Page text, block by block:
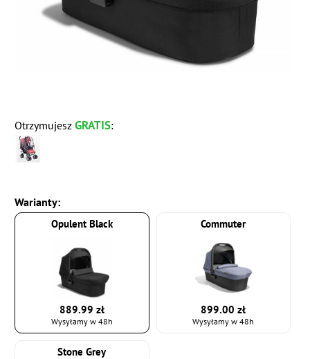
Warianty:
Opulent Black
889.99 zł
Wysyłamy w 48h
Commuter
899.00 zł
Wysyłamy w 48h
Stone Grey
OtrzymujeszGRATIS: